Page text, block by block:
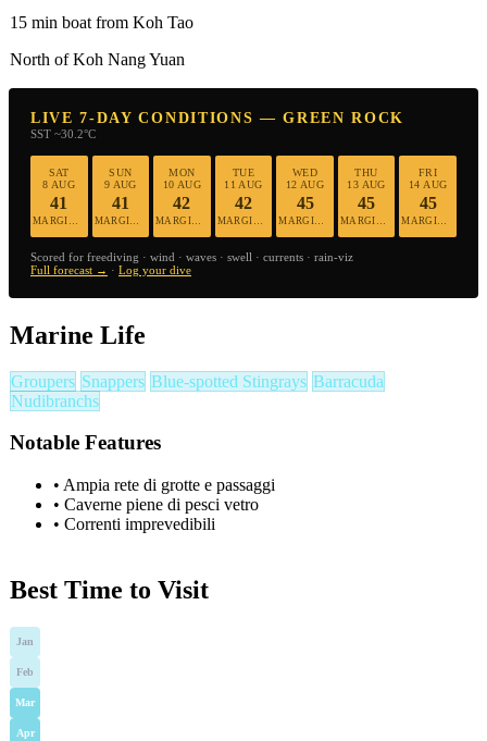
15 min boat from Koh Tao
North of Koh Nang Yuan
LIVE 7-DAY CONDITIONS — GREEN ROCK
SST ~30.2°C
SAT
8 AUG
41
SUN
9 AUG
41
MON
10 AUG
42
MARGINAL
TUE
11 AUG
42
WED
12 AUG
45
THU
13 AUG
45
FRI
14 AUG
45
Scored for freediving · wind · waves · swell · currents · rain-viz
Full forecast → · Log your dive
Marine Life
Groupers Snappers Blue-spotted Stingrays Barracuda
Nudibranchs
Notable Features
• Ampia rete di grotte e passaggi
• Caverne piene di pesci vetro
• Correnti imprevedibili
Best Time to Visit
Jan
Feb
Mar
Apr